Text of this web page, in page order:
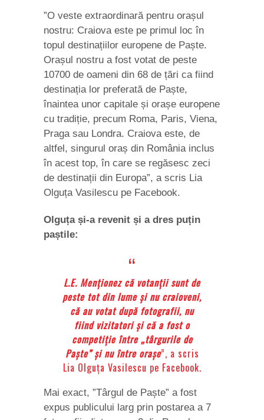
”O veste extraordinară pentru orașul
nostru: Craiova este pe primul loc în
topul destinațiilor europene de Paște.
Orașul nostru a fost votat de peste
10700 de oameni din 68 de țări ca fiind
destinația lor preferată de Paște,
înaintea unor capitale și orașe europene
cu tradiție, precum Roma, Paris, Viena,
Praga sau Londra. Craiova este, de
altfel, singurul oraș din România inclus
în acest top, în care se regăsesc zeci
de destinații din Europa”, a scris Lia
Olguța Vasilescu pe Facebook.
Olguța și-a revenit și a dres puțin
paștile:
L.E. Menționez că votanții sunt de
peste tot din lume și nu craioveni,
că au votat după fotografii, nu
fiind vizitatori și că a fost o
competiție între „târgurile de
Paște” și nu între orașe”, a scris
Lia Olguța Vasilescu pe Facebook.
Mai exact, ”Târgul de Paște” a fost
expus publicului larg prin postarea a 7